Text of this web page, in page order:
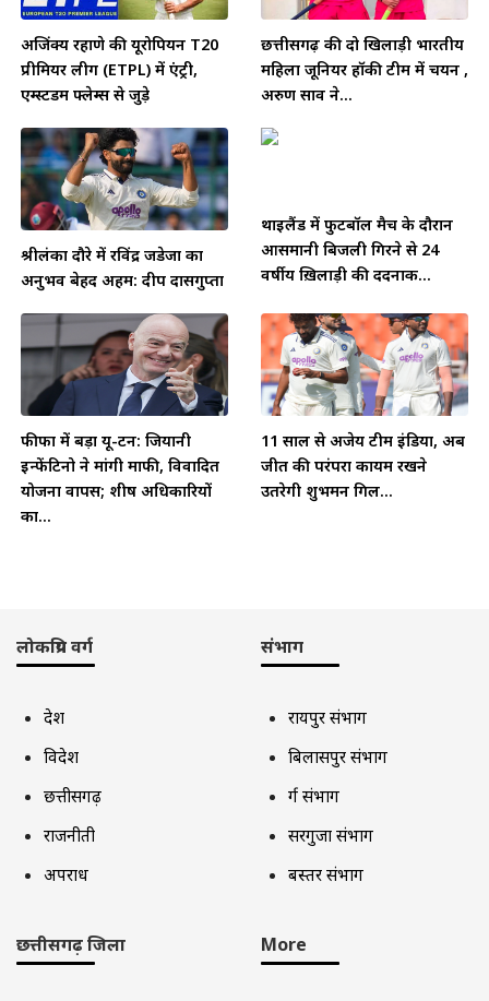
अजिंक्य रहाणे की यूरोपियन T20
प्रीमियर लीग (ETPL) में एंट्री,
एम्स्टर्डम फ्लेम्स से जुड़े
छत्तीसगढ़ की दो खिलाड़ी भारतीय
महिला जूनियर हॉकी टीम में चयन ,
अरुण साव ने...
श्रीलंका दौरे में रविंद्र जडेजा का
अनुभव बेहद अहम: दीप दासगुप्ता
थाईलैंड में फुटबॉल मैच के दौरान
आसमानी बिजली गिरने से 24
वर्षीय ख़िलाड़ी की दर्दनाक...
फीफा में बड़ा यू-टर्न: जियानी
इन्फेंटिनो ने मांगी माफी, विवादित
योजना वापस; शीर्ष अधिकारियों
का...
11 साल से अजेय टीम इंडिया, अब
जीत की परंपरा कायम रखने
उतरेगी शुभमन गिल...
लोकप्रिय वर्ग
देश
विदेश
छत्तीसगढ़
राजनीती
अपराध
संभाग
रायपुर संभाग
बिलासपुर संभाग
दुर्ग संभाग
सरगुजा संभाग
बस्तर संभाग
छत्तीसगढ़ जिला More